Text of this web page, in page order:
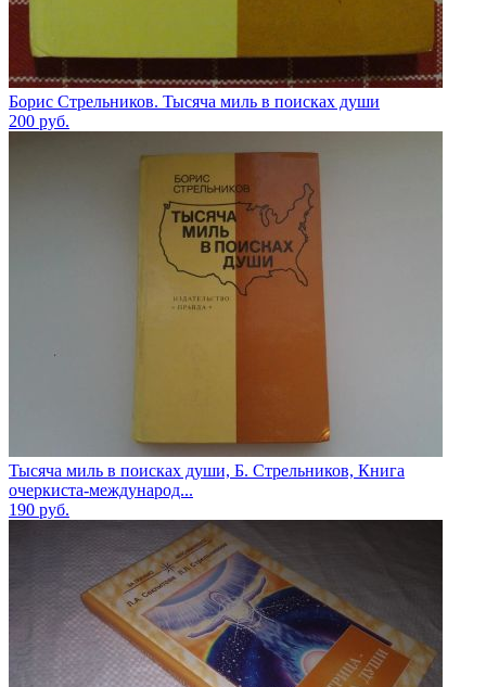
Борис Стрельников. Тысяча миль в поисках души
200 руб.
Тысяча миль в поисках души, Б. Стрельников, Книга
очеркиста-международ...
190 руб.